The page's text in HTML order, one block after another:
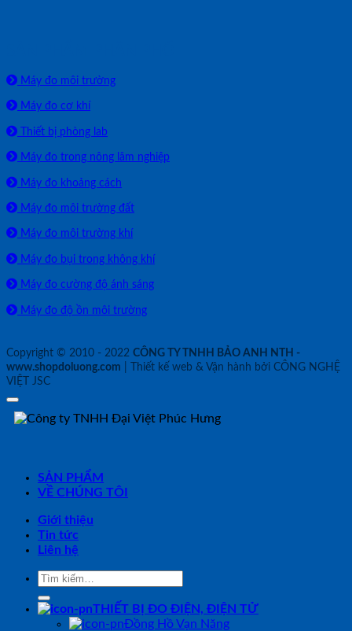
Máy đo môi trường
Máy đo cơ khí
Thiết bị phòng lab
Máy đo trong nông lâm nghiệp
Máy đo khoảng cách
Máy đo môi trường đất
Máy đo môi trường khí
Máy đo bụi trong không khí
Máy đo cường độ ánh sáng
Máy đo độ ồn môi trường
Copyright © 2010 - 2022 CÔNG TY TNHH BẢO ANH NTH -
www.shopdoluong.com | Thiết kế web & Vận hành bởi CÔNG NGHỆ
VIỆT JSC
SẢN PHẨM
VỀ CHÚNG TÔI
Giới thiệu
Tin tức
Liên hệ
Tìm
kiếm:
THIẾT BỊ ĐO ĐIỆN, ĐIỆN TỬ
Đồng Hồ Vạn Năng